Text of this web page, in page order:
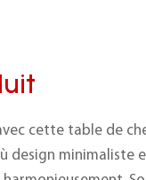
cette table de
design minimaliste